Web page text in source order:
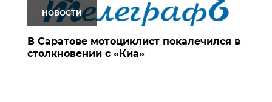
НОВОСТИ
В Саратове мотоциклист покалечился в
столкновении с «Киа»